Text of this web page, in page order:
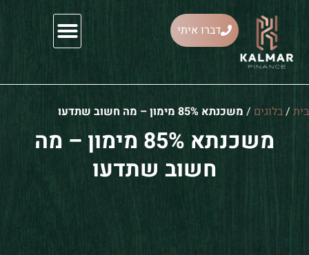
דברו איתי
/בלוגים/ משכנתא 85% מימון – מה חשוב שתדעו
משכנתא 85% מימון – מה
חשוב שתדעו